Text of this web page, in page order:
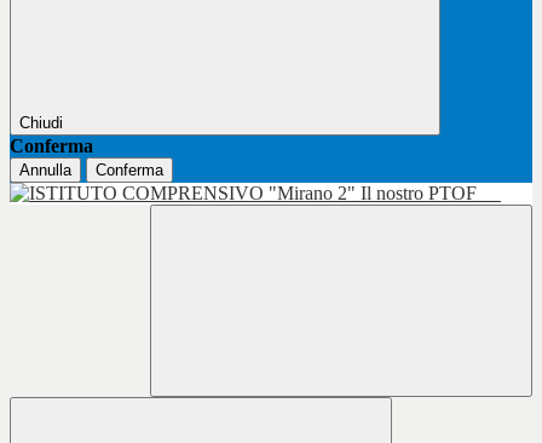
Chiudi
Conferma
Annulla Conferma
Il nostro PTOF